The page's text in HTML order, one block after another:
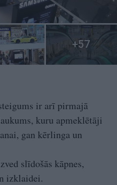
ir arī pirmajā
kuru apmeklētāji
gan kērlinga un
slīdošās kāpnes,
izklaidei.